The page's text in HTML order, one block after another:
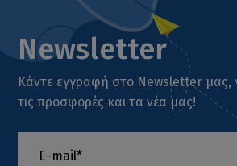
Newsletter
Κάντε εγγραφή στο Newsletter μας,
τις προσφορές και τα νέα μας!